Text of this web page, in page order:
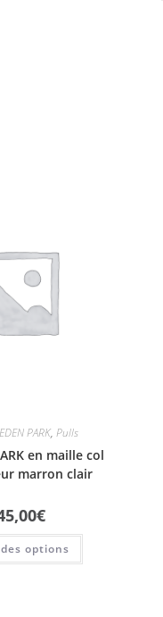
EDEN PARK, Pulls
en maille col
marron clair
€
options